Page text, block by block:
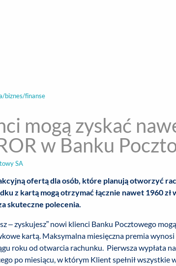
biznes/finanse
mogą zyskać
w Banku
SA
ofertą dla osób, które planują otworzyć
z kartą mogą otrzymać łącznie nawet 1960
skuteczne polecenia.
– zyskujesz” nowi klienci Banku Pocztowego
kartą. Maksymalna miesięczna premia wynosi
roku od otwarcia rachunku. Pierwsza wypłata
po miesiącu, w którym Klient spełnił